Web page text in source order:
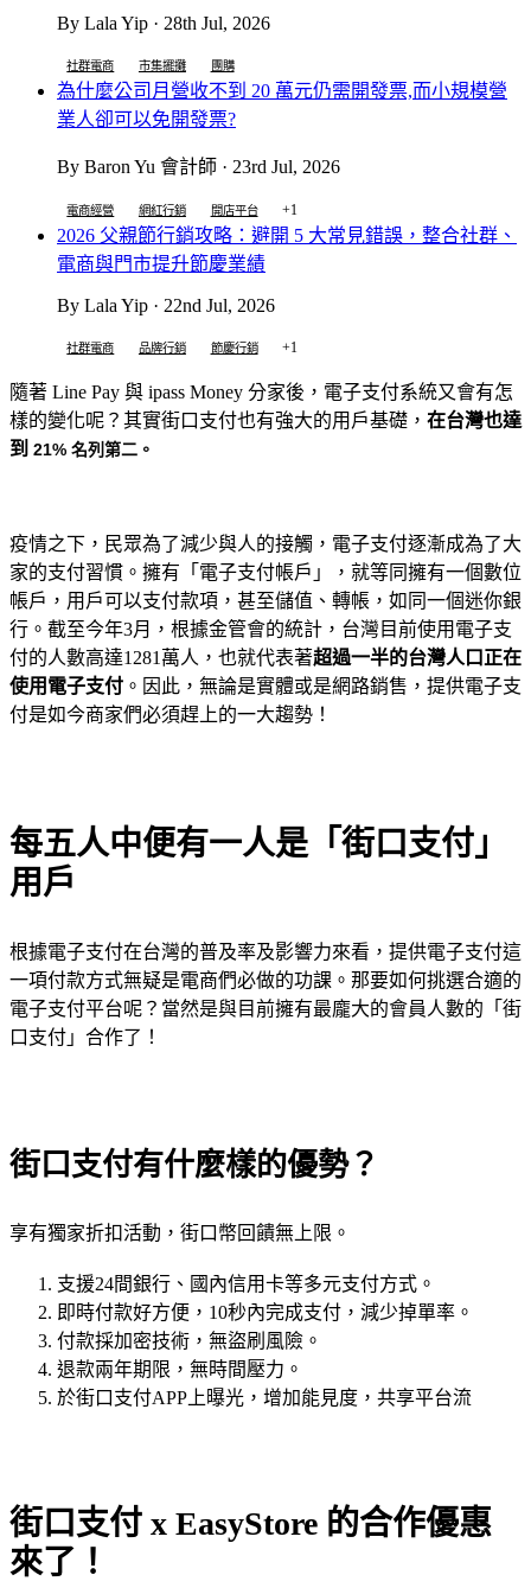
By Lala Yip · 28th Jul, 2026
社群電商 市集擺攤 團購
為什麼公司月營收不到 20 萬元仍需開發票,而小規模營
業人卻可以免開發票?
By Baron Yu 會計師 · 23rd Jul, 2026
電商經營 網紅行銷 開店平台 +1
2026 父親節行銷攻略：避開 5 大常見錯誤，整合社群、
電商與門市提升節慶業績
By Lala Yip · 22nd Jul, 2026
社群電商 品牌行銷 節慶行銷 +1
隨著 Line Pay 與 ipass Money 分家後，電子支付系統又會有怎
樣的變化呢？其實街口支付也有強大的用戶基礎， 在台灣也達
到 21% 名列第二。
疫情之下，民眾為了減少與人的接觸，電子支付逐漸成為了大
家的支付習慣。擁有「電子支付帳戶」，就等同擁有一個數位
帳戶，用戶可以支付款項，甚至儲值、轉帳，如同一個迷你銀
行。截至今年3月，根據金管會的統計，台灣目前使用電子支
付的人數高達1281萬人，也就代表著超過一半的台灣人口正在
使用電子支付 。因此，無論是實體或是網路銷售，提供電子支
付是如今商家們必須趕上的一大趨勢！
每五人中便有一人是「街口支付」
用戶
根據電子支付在台灣的普及率及影響力來看，提供電子支付這
一項付款方式無疑是電商們必做的功課。那要如何挑選合適的
電子支付平台呢？當然是與目前擁有最龐大的會員人數的「街
口支付」合作了！
街口支付有什麼樣的優勢？
享有獨家折扣活動，街口幣回饋無上限。
支援24間銀行、國內信用卡等多元支付方式。
即時付款好方便，10秒內完成支付，減少掉單率。
付款採加密技術，無盜刷風險。
退款兩年期限，無時間壓力。
於街口支付APP上曝光，增加能見度，共享平台流
街口支付 x EasyStore 的合作優惠
來了！